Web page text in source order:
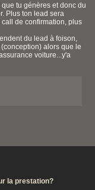
tu génères et donc du
Plus ton lead sera
de confirmation, plus
du lead à foison,
alors que le
voiture...y'a
la prestation?